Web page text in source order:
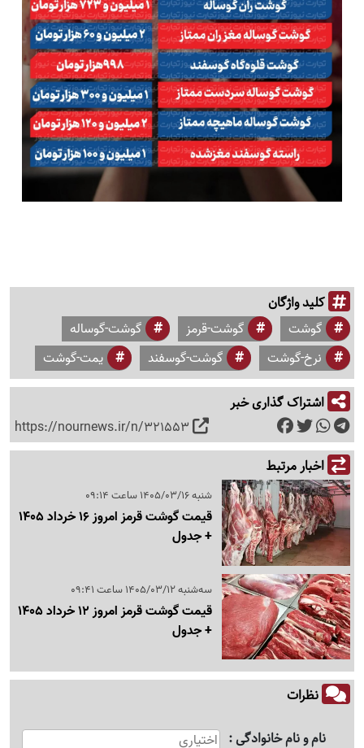
کلید واژگان
گوشت گوشت-قرمز
گوشت-گوساله
نرخ-گوشت
گوشت-گوسفند یمت-گوشت
اشتراک گذاری خبر
https://nournews.ir/n/321553
اخبار مرتبط
شنبه 1405/03/16 ساعت 09:14
قیمت گوشت قرمز امروز 16 خرداد 1405
+ جدول
سه‌شنبه 1405/03/12 ساعت 09:41
قیمت گوشت قرمز امروز 12 خرداد 1405
+ جدول
نظرات
نام و نام خانوادگی